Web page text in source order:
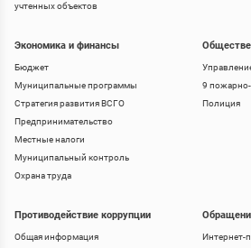
учтенных объектов
Экономика и финансы
Бюджет
Муниципальные программы
Стратегия развития ВСГО
Предпринимательство
Местные налоги
Муниципальный контроль
Охрана труда
9
Полиция
Противодействие коррупции
Общая информация Интернет-